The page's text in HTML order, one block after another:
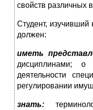
свойств различных
Студент,
должен:
иметь
дисциплинами; о
деятельности
регулировании
знать: